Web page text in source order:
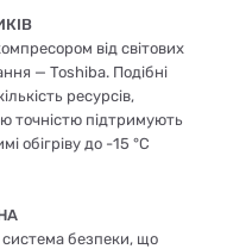
від світових
— Toshiba. Подібні
ресурсів,
точністю підтримують
обігріву до -15 °С
безпеки, що